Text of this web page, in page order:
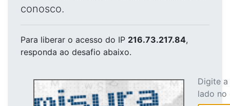
conosco.
Para liberar o acesso do IP 216.73.217.84,
responda ao desafio abaixo.
Digite
lado no